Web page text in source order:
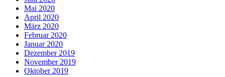
Mai 2020
April 2020
März 2020
Februar 2020
Januar 2020
Dezember 2019
November 2019
Oktober 2019